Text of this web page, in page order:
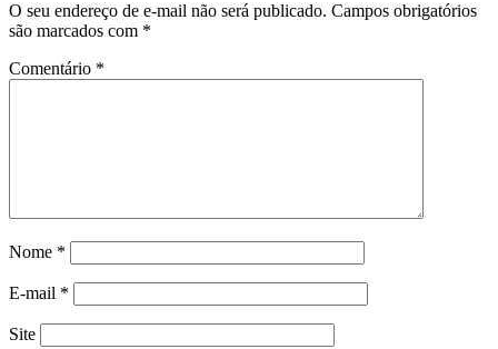
O seu endereço de e-mail não será publicado. Campos obrigatórios
são marcados com *
Comentário *
Nome *
E-mail *
Site